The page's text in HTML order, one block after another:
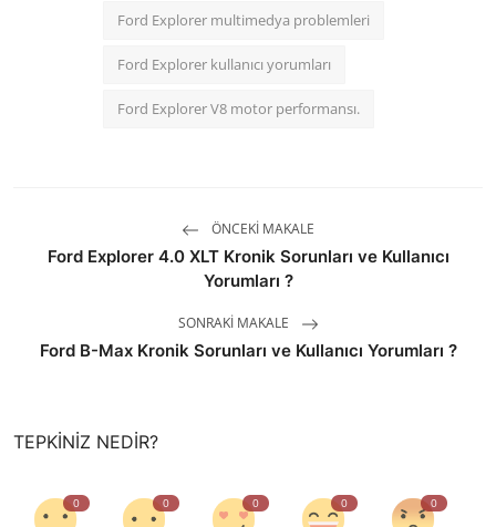
Ford Explorer multimedya problemleri
Ford Explorer kullanıcı yorumları
Ford Explorer V8 motor performansı.
ÖNCEKI MAKALE
Ford Explorer 4.0 XLT Kronik Sorunları ve Kullanıcı
Yorumları ?
SONRAKI MAKALE
Ford B-Max Kronik Sorunları ve Kullanıcı Yorumları ?
TEPKINIZ NEDIR?
0 0 0 0 0